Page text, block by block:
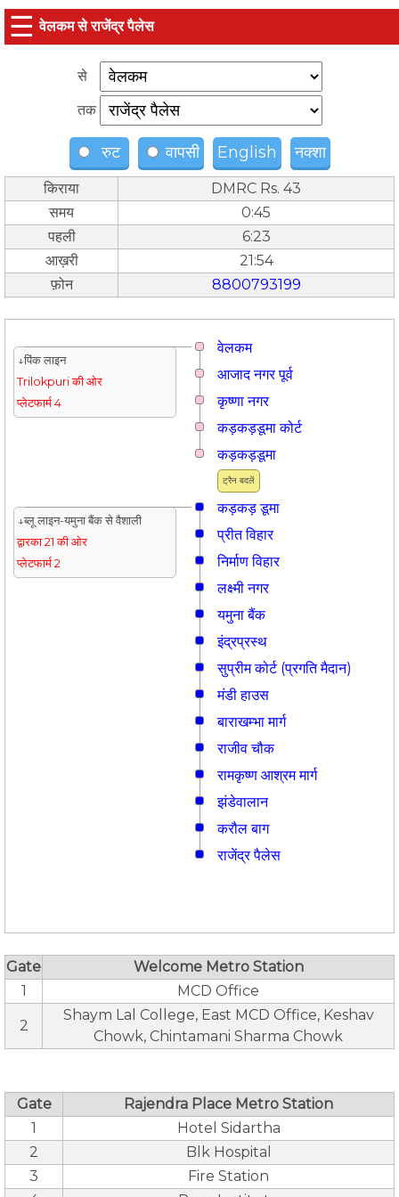
☰ वेलकम से राजेंद्र पैलेस
से
तक
रुट वापसी English नक्शा
किराया
DMRC Rs. 43
समय
0:45
पहली
6:23
आख़री
21:54
फ़ोन
8800793199
वेलकम
↓पिंक लाइन
Trilokpuri की ओर
प्लेटफार्म 4
आजाद नगर पूर्व
कृष्णा नगर
कड़कड़डूमा कोर्ट
ट्रैन बदलें
कड़कड़डूमा
कड़कड़ डूमा
↓ब्लू लाइन-यमुना बैंक से वैशाली
द्वारका 21 की ओर
प्लेटफार्म 2
प्रीत विहार
निर्माण विहार
लक्ष्मी नगर
यमुना बैंक
इंद्रप्रस्थ
सुप्रीम कोर्ट (प्रगति मैदान)
मंडी हाउस
बाराखम्भा मार्ग
राजीव चौक
रामकृष्ण आश्रम मार्ग
झंडेवालान
करौल बाग
राजेंद्र पैलेस
Gate
Welcome Metro Station
1
MCD Office
2
Shaym Lal College, East MCD Office, Keshav
Chowk, Chintamani Sharma Chowk
Gate
Rajendra Place Metro Station
1
Hotel Sidartha
2
Blk Hospital
3
Fire Station